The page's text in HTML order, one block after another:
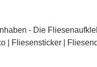
- Die
| Fliesensticker |